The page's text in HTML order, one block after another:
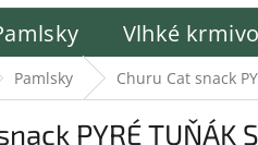
Vlhké krmivo
Pamlsky Churu Cat snack
PYRÉ TUŇÁK